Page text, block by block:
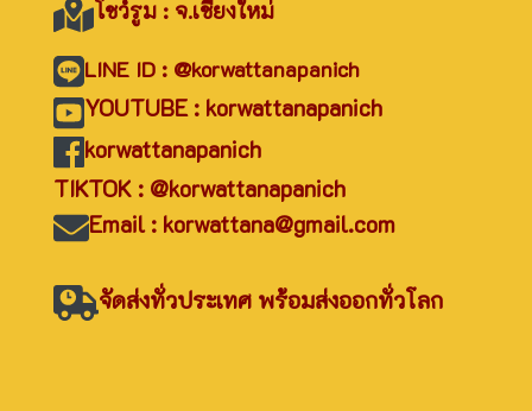
โชว์รูม : จ.เชียงใหม่
LINE ID : @korwattanapanich
YOUTUBE : korwattanapanich
korwattanapanich
TIKTOK : @korwattanapanich
Email : korwattana@gmail.com
จัดส่งทั่วประเทศ พร้อมส่งออกทั่วโลก